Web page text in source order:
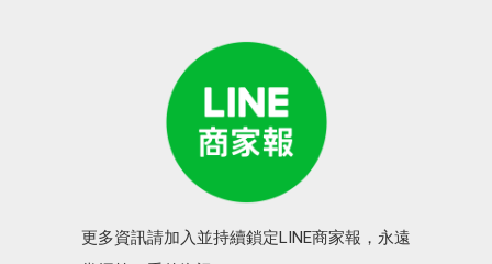
更多資訊請加入並持續鎖定LINE商家報，永遠